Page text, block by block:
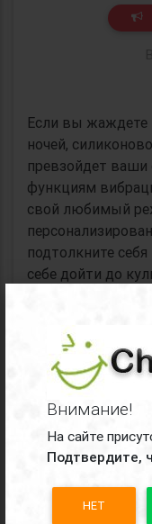
Внимание!
На сайте
Подтвердите,
НЕТ
Если вы жаждете
ночей,
превзойдет ваши
функциям
свой любимый
подтолкните
себе дойти до
Материал:силикон
Батарейки:
Baile